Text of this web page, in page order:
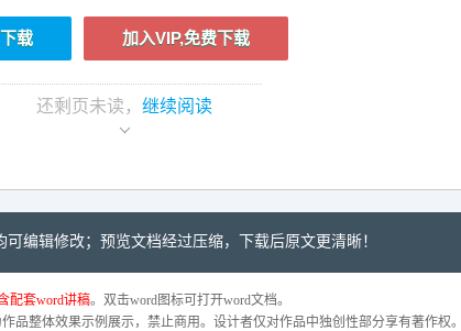
下载 加入VIP,免费下载
还剩 页未读， 继续阅读
编辑修改；预览文档经过压缩，下载后原文更清晰！
配套word讲稿。双击word图标可打开word文档。
品整体效果示例展示，禁止商用。设计者仅对作品中独创性部分享有著作权。